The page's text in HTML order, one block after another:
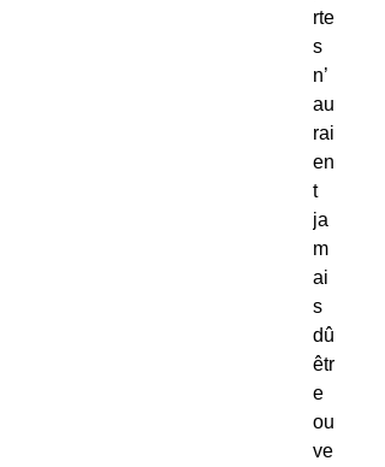
rte
s
n’
au
rai
en
t
ja
m
ai
s
dû
êtr
e
ou
ve